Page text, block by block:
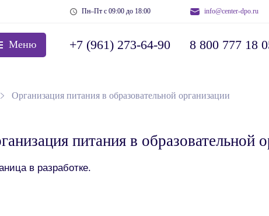
Пн–Пт с 09:00 до 18:00 info@center-dpo.ru
Меню +7 (961) 273-64-90 8 800 777 18
Организация питания в образовательной организации
питания в образовательной
в разработке.